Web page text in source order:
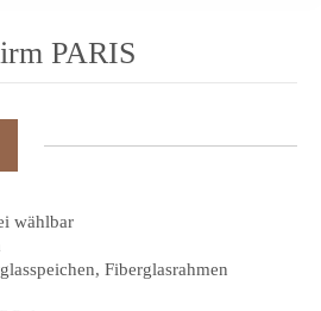
PARIS
wählbar
Fiberglasrahmen